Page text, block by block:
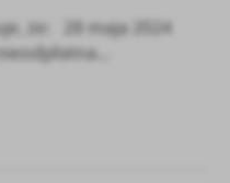
że: 28 maja 2024